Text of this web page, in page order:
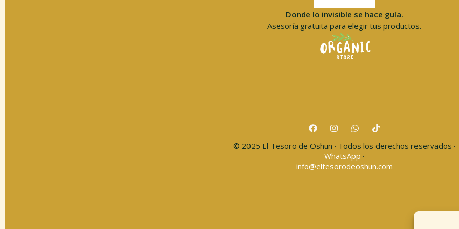
Donde lo invisible se hace guía.
Asesoría gratuita para elegir tus productos.
© 2025 El Tesoro de Oshun · Todos los derechos reservados ·
WhatsApp ·
info@eltesorodeoshun.com